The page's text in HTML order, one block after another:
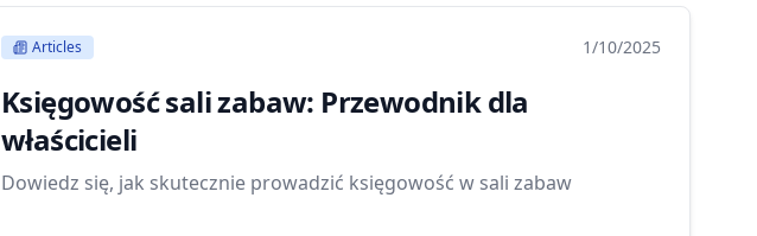
Articles 1/10/2025
Księgowość sali zabaw: Przewodnik dla
właścicieli
Dowiedz się, jak skutecznie prowadzić księgowość w sali zabaw